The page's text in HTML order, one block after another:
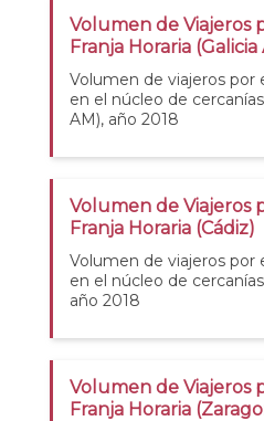
Volumen de Viajeros
Franja Horaria (Galicia
Volumen de viajeros por
en el núcleo de
AM), año 2018
Volumen de Viajeros
Franja Horaria (Cádiz)
Volumen de viajeros por
en el núcleo de
año 2018
Volumen de Viajeros
Franja Horaria